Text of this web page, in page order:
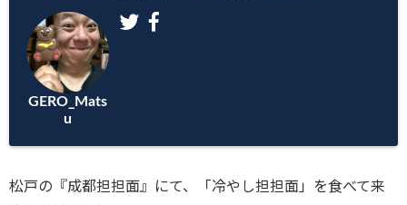
array key
"Twitter" in
/home/gero
matsu/gero-
wp-
GERO_Mats
u
松戸の『成都担担面』にて、「冷やし担担面」を食べて来